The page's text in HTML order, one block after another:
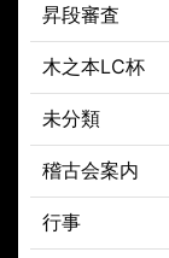
昇段審査
木之本LC杯
未分類
稽古会案内
行事